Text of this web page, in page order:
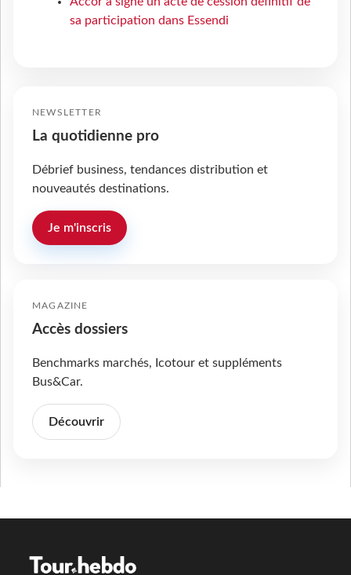
sa participation dans Essendi
NEWSLETTER
La quotidienne pro
Débrief business, tendances distribution et
nouveautés destinations.
Je m'inscris
MAGAZINE
Accès dossiers
Benchmarks marchés, Icotour et suppléments
Bus&Car.
Découvrir